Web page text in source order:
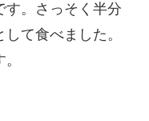
す。さっそく半分
て食べました。